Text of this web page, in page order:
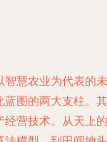
智慧农业为代表的未
蓝图的两大支柱。其
经营技术。从天上的